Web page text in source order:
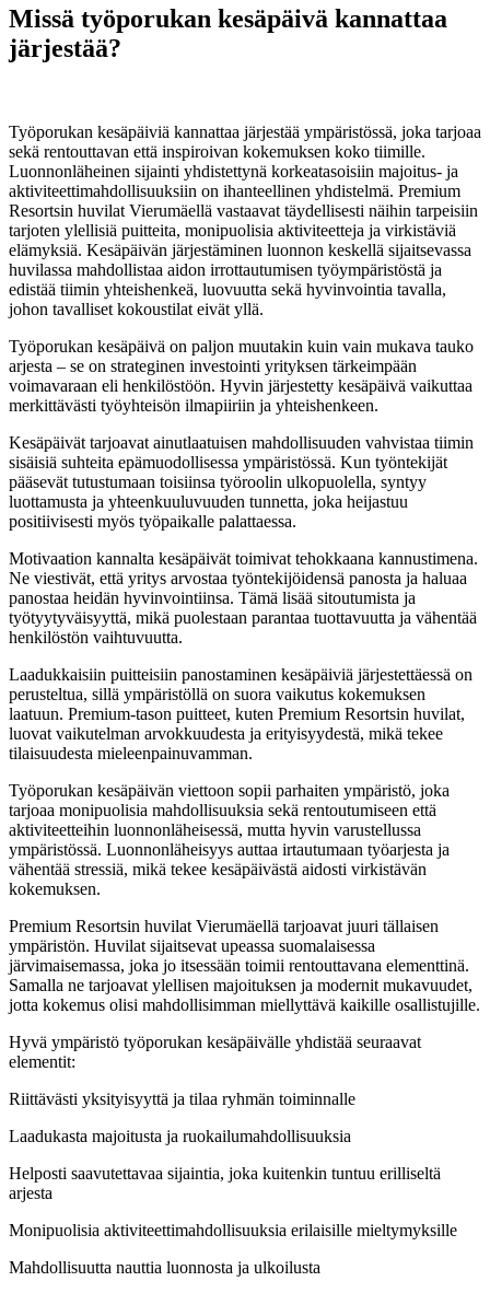
Missä työporukan kesäpäivä kannattaa
järjestää?
Työporukan kesäpäiviä kannattaa järjestää ympäristössä, joka tarjoaa
sekä rentouttavan että inspiroivan kokemuksen koko tiimille.
Luonnonläheinen sijainti yhdistettynä korkeatasoisiin majoitus- ja
aktiviteettimahdollisuuksiin on ihanteellinen yhdistelmä. Premium
Resortsin huvilat Vierumäellä vastaavat täydellisesti näihin tarpeisiin
tarjoten ylellisiä puitteita, monipuolisia aktiviteetteja ja virkistäviä
elämyksiä. Kesäpäivän järjestäminen luonnon keskellä sijaitsevassa
huvilassa mahdollistaa aidon irrottautumisen työympäristöstä ja
edistää tiimin yhteishenkeä, luovuutta sekä hyvinvointia tavalla,
johon tavalliset kokoustilat eivät yllä.
Työporukan kesäpäivä on paljon muutakin kuin vain mukava tauko
arjesta – se on strateginen investointi yrityksen tärkeimpään
voimavaraan eli henkilöstöön. Hyvin järjestetty kesäpäivä vaikuttaa
merkittävästi työyhteisön ilmapiiriin ja yhteishenkeen.
Kesäpäivät tarjoavat ainutlaatuisen mahdollisuuden vahvistaa tiimin
sisäisiä suhteita epämuodollisessa ympäristössä. Kun työntekijät
pääsevät tutustumaan toisiinsa työroolin ulkopuolella, syntyy
luottamusta ja yhteenkuuluvuuden tunnetta, joka heijastuu
positiivisesti myös työpaikalle palattaessa.
Motivaation kannalta kesäpäivät toimivat tehokkaana kannustimena.
Ne viestivät, että yritys arvostaa työntekijöidensä panosta ja haluaa
panostaa heidän hyvinvointiinsa. Tämä lisää sitoutumista ja
työtyytyväisyyttä, mikä puolestaan parantaa tuottavuutta ja vähentää
henkilöstön vaihtuvuutta.
Laadukkaisiin puitteisiin panostaminen kesäpäiviä järjestettäessä on
perusteltua, sillä ympäristöllä on suora vaikutus kokemuksen
laatuun. Premium-tason puitteet, kuten Premium Resortsin huvilat,
luovat vaikutelman arvokkuudesta ja erityisyydestä, mikä tekee
tilaisuudesta mieleenpainuvamman.
Työporukan kesäpäivän viettoon sopii parhaiten ympäristö, joka
tarjoaa monipuolisia mahdollisuuksia sekä rentoutumiseen että
aktiviteetteihin luonnonläheisessä, mutta hyvin varustellussa
ympäristössä. Luonnonläheisyys auttaa irtautumaan työarjesta ja
vähentää stressiä, mikä tekee kesäpäivästä aidosti virkistävän
kokemuksen.
Premium Resortsin huvilat Vierumäellä tarjoavat juuri tällaisen
ympäristön. Huvilat sijaitsevat upeassa suomalaisessa
järvimaisemassa, joka jo itsessään toimii rentouttavana elementtinä.
Samalla ne tarjoavat ylellisen majoituksen ja modernit mukavuudet,
jotta kokemus olisi mahdollisimman miellyttävä kaikille osallistujille.
Hyvä ympäristö työporukan kesäpäivälle yhdistää seuraavat
elementit:
Riittävästi yksityisyyttä ja tilaa ryhmän toiminnalle
Laadukasta majoitusta ja ruokailumahdollisuuksia
Helposti saavutettavaa sijaintia, joka kuitenkin tuntuu erilliseltä
arjesta
Monipuolisia aktiviteettimahdollisuuksia erilaisille mieltymyksille
Mahdollisuutta nauttia luonnosta ja ulkoilusta